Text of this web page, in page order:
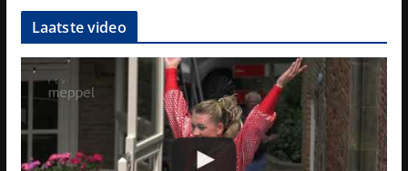
Laatste video